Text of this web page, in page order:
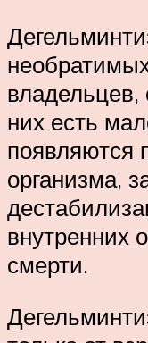
владельцев,
них есть
появляются
организма,
внутренних
смерти.